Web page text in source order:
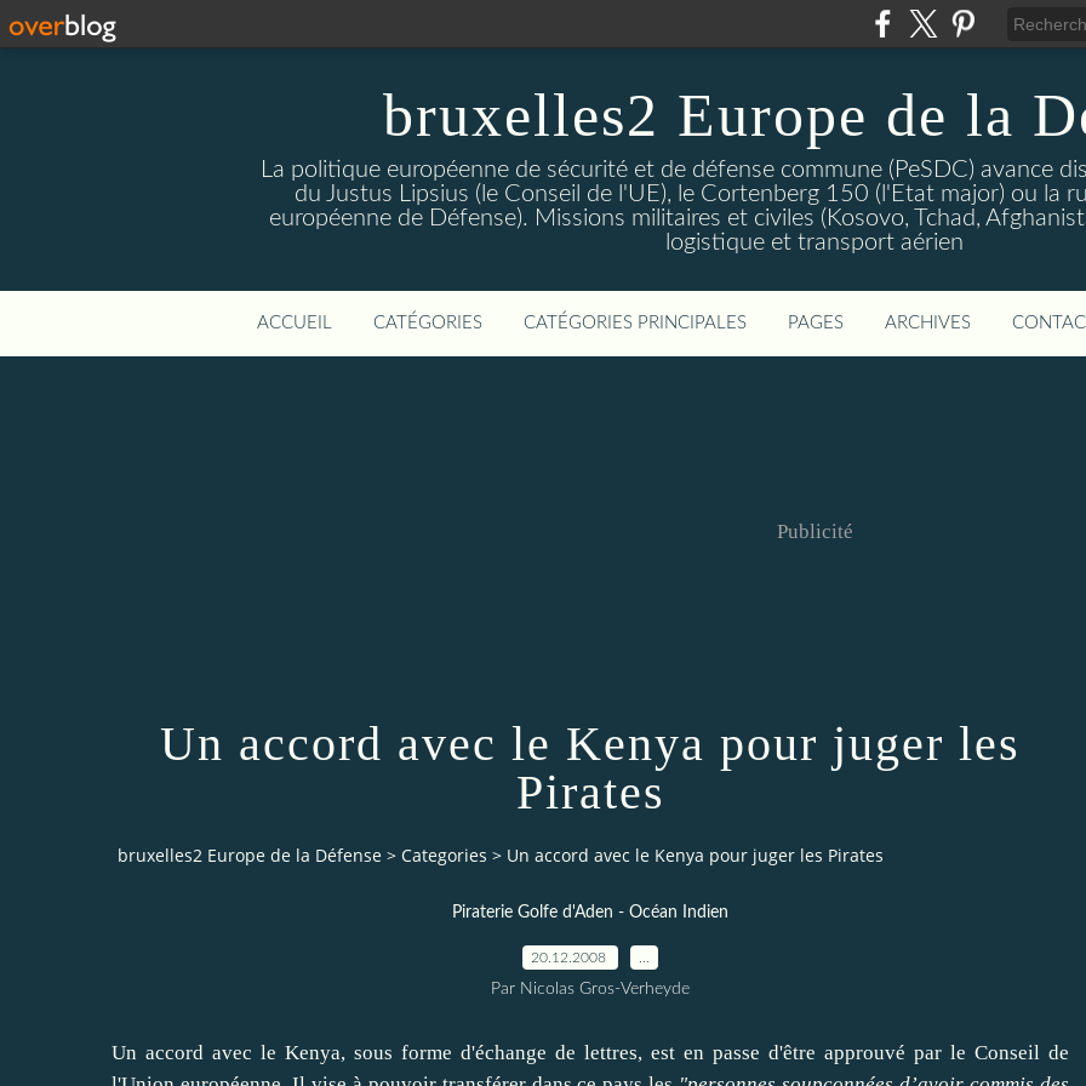
bruxelles2 Europe de la
La politique européenne de sécurité et de défense commune (PeSDC) avance
du Justus Lipsius (le Conseil de l'UE), le Cortenberg 150 (l'Etat major) ou la
européenne de Défense). Missions militaires et civiles (Kosovo, Tchad,
logistique et transport aérien
ACCUEIL CATÉGORIES CATÉGORIES PRINCIPALES PAGES ARCHIVES
Publicité
Un accord avec le Kenya pour juger les
Pirates
bruxelles2 Europe de la Défense > Categories > Un accord avec le Kenya pour juger les Pirates
Piraterie Golfe d'Aden - Océan Indien
20.12.2008
Par Nicolas Gros-Verheyde
Un accord avec le Kenya, sous forme d'échange de lettres, est en passe d'être approuvé par le Conseil de